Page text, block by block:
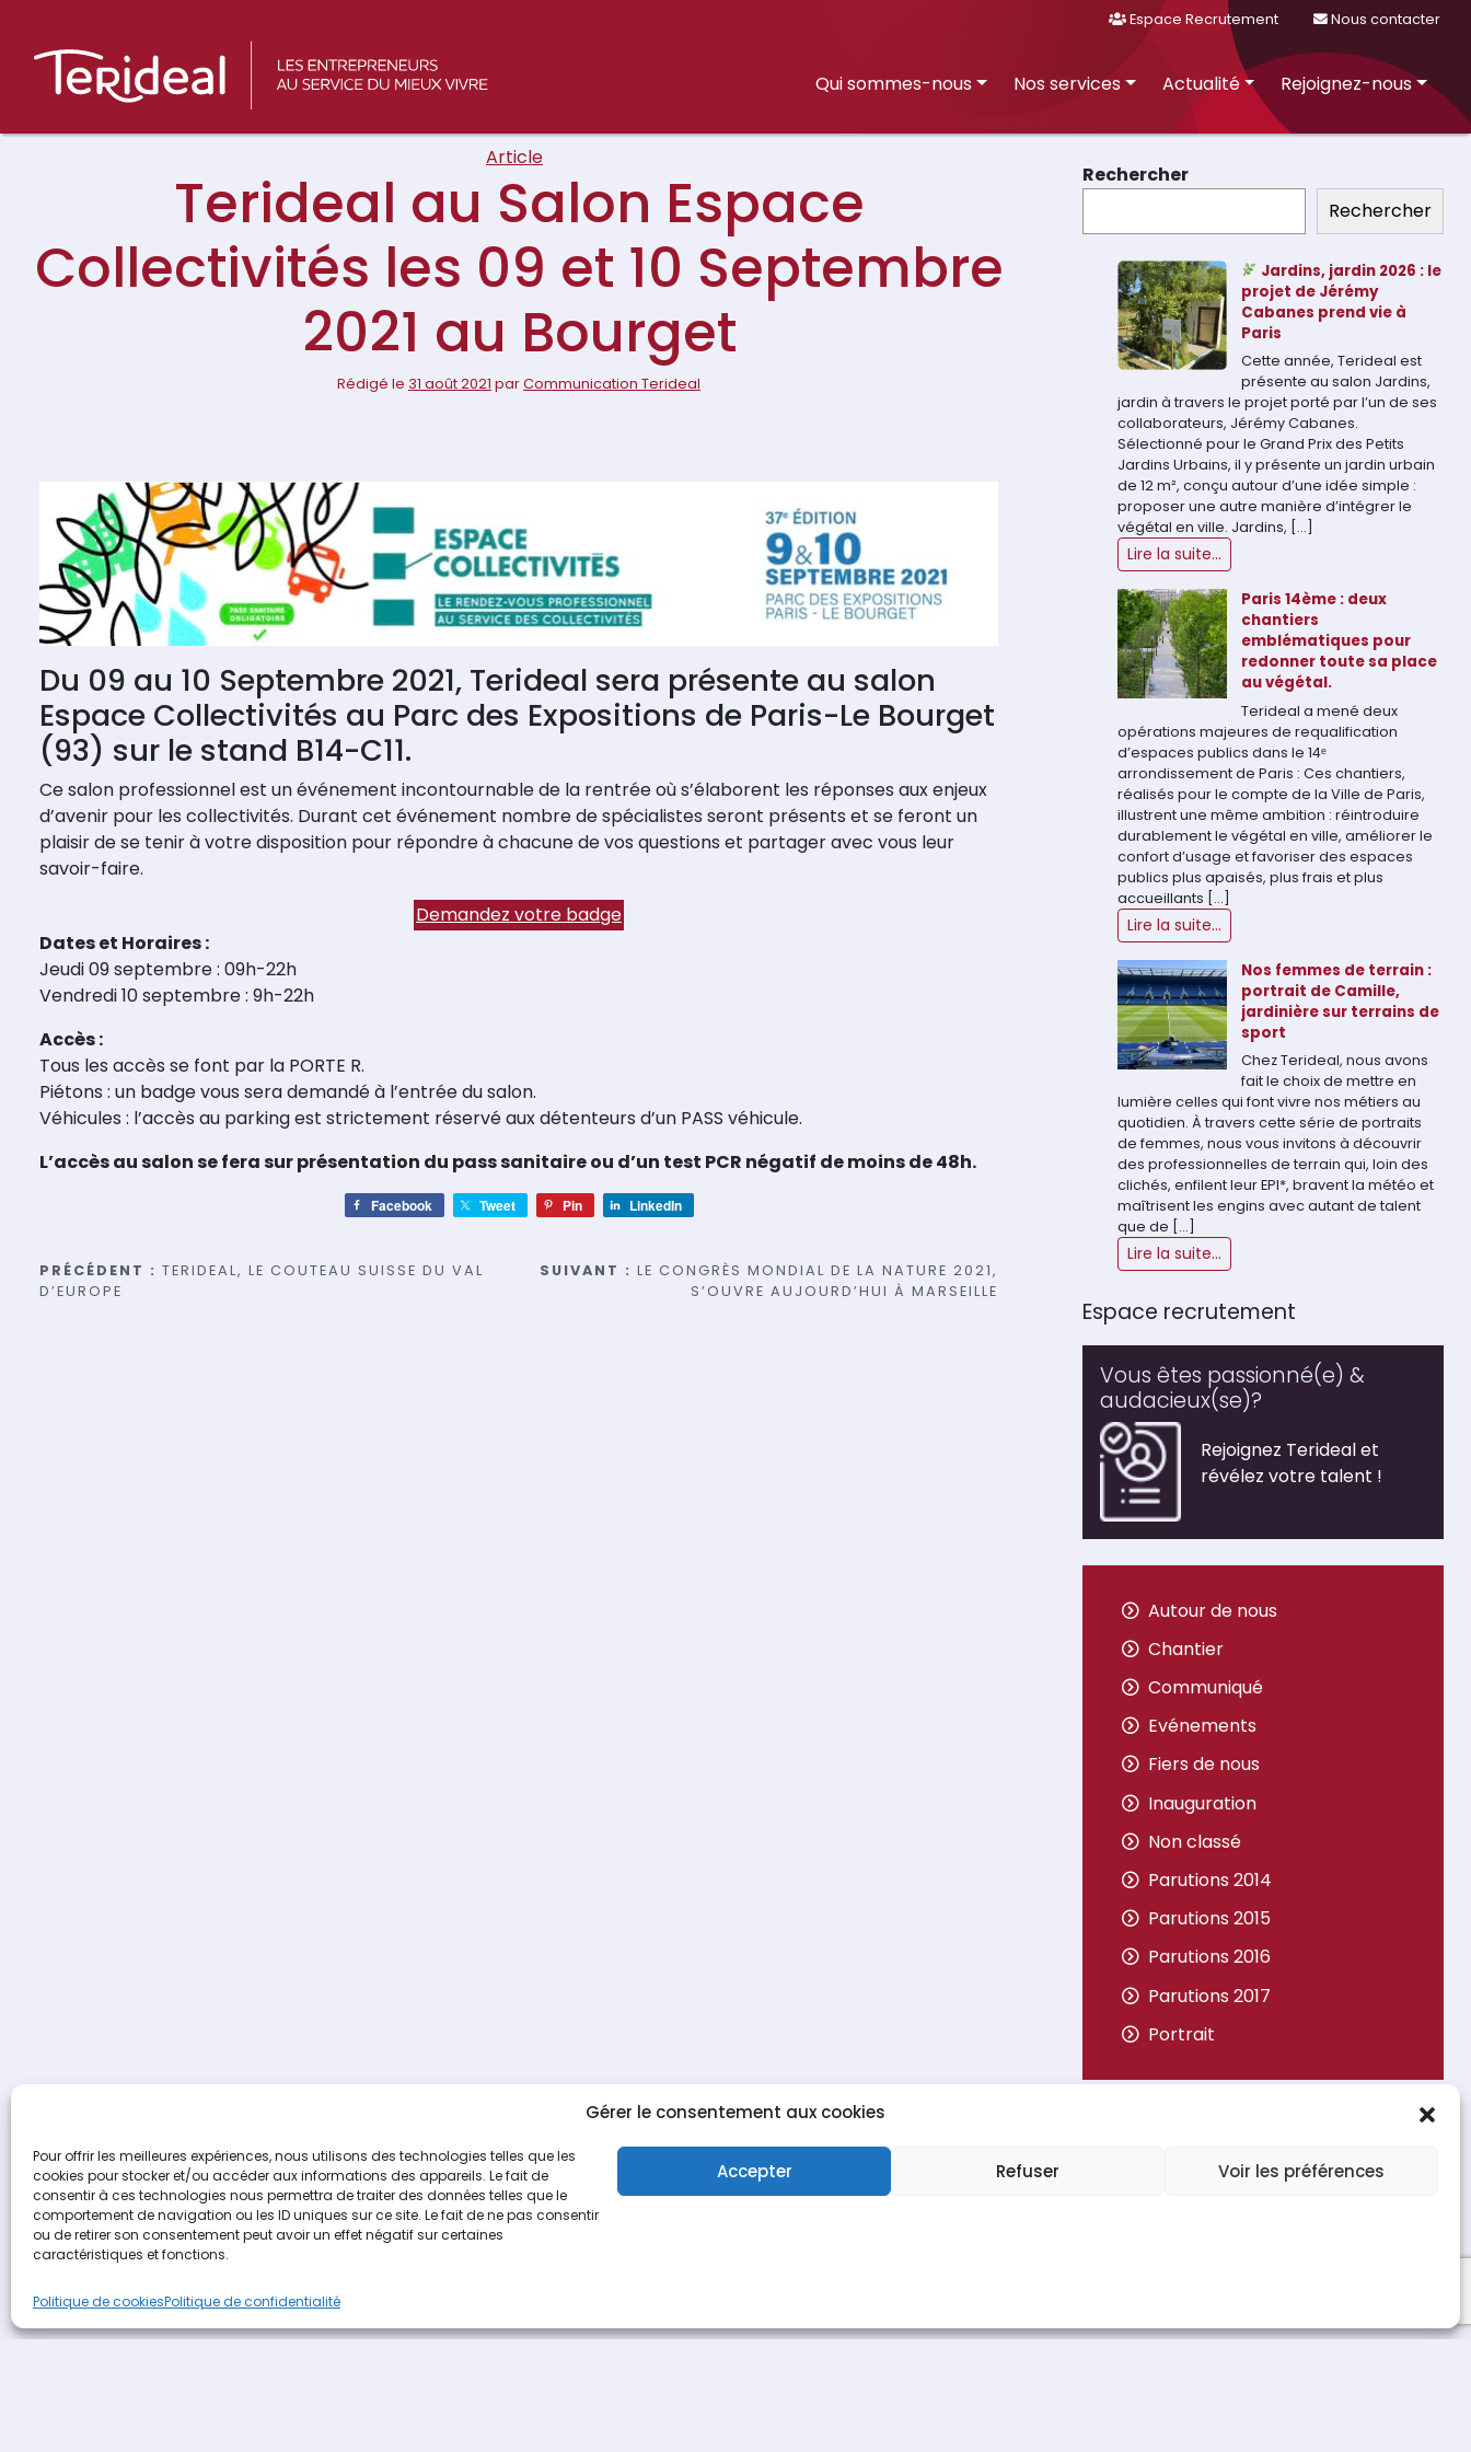
Gérer le consentement aux cookies
Pour offrir les meilleures expériences, nous utilisons des technologies telles que les
cookies pour stocker et/ou accéder aux informations des appareils. Le fait de
consentir à ces technologies nous permettra de traiter des données telles que le
comportement de navigation ou les ID uniques sur ce site. Le fait de ne pas consentir
ou de retirer son consentement peut avoir un effet négatif sur certaines
caractéristiques et fonctions.
Accepter Refuser Voir les préférences
Politique de cookiesPolitique de confidentialité
Espace Recrutement Nous contacter
Main
Navigation
Qui sommes-nous Nos services Actualité Rejoignez-nous
Article
Terideal au Salon Espace
Collectivités les 09 et 10 Septembre
2021 au Bourget
Rédigé le 31 août 2021 parCommunication Terideal
Du 09 au 10 Septembre 2021, Terideal sera présente au salon
Espace Collectivités au Parc des Expositions de Paris-Le Bourget
(93) sur le stand B14-C11.
Ce salon professionnel est un événement incontournable de la rentrée où s’élaborent les réponses aux enjeux
d’avenir pour les collectivités. Durant cet événement nombre de spécialistes seront présents et se feront un
plaisir de se tenir à votre disposition pour répondre à chacune de vos questions et partager avec vous leur
savoir-faire.
Demandez votre badge
Dates et Horaires :
Jeudi 09 septembre : 09h-22h
Vendredi 10 septembre : 9h-22h
Accès :
Tous les accès se font par la PORTE R.
Piétons : un badge vous sera demandé à l’entrée du salon.
Véhicules : l’accès au parking est strictement réservé aux détenteurs d’un PASS véhicule.
L’accès au salon se fera sur présentation du pass sanitaire ou d’un test PCR négatif de moins de 48h.
Facebook Tweet Pin LinkedIn
Navigation
PRÉCÉDENT : TERIDEAL, LE COUTEAU SUISSE DU VAL
D’EUROPE
SUIVANT : LE CONGRÈS MONDIAL DE LA NATURE 2021,
S’OUVRE AUJOURD’HUI À MARSEILLE
Rechercher
Rechercher
Jardins, jardin 2026 : le
projet de Jérémy
Cabanes prend vie à
Paris
Cette année, Terideal est
présente au salon Jardins,
jardin à travers le projet porté par l’un de ses
collaborateurs, Jérémy Cabanes.
Sélectionné pour le Grand Prix des Petits
Jardins Urbains, il y présente un jardin urbain
de 12 m², conçu autour d’une idée simple :
proposer une autre manière d’intégrer le
végétal en ville. Jardins, […]
Lire la suite...
Paris 14ème : deux
chantiers
emblématiques pour
redonner toute sa place
au végétal.
Terideal a mené deux
opérations majeures de requalification
d’espaces publics dans le 14ᵉ
arrondissement de Paris : Ces chantiers,
réalisés pour le compte de la Ville de Paris,
illustrent une même ambition : réintroduire
durablement le végétal en ville, améliorer le
confort d’usage et favoriser des espaces
publics plus apaisés, plus frais et plus
accueillants […]
Lire la suite...
Nos femmes de terrain :
portrait de Camille,
jardinière sur terrains de
sport
Chez Terideal, nous avons
fait le choix de mettre en
lumière celles qui font vivre nos métiers au
quotidien. À travers cette série de portraits
de femmes, nous vous invitons à découvrir
des professionnelles de terrain qui, loin des
clichés, enfilent leur EPI*, bravent la météo et
maîtrisent les engins avec autant de talent
que de […]
Lire la suite...
Espace recrutement
Vous êtes passionné(e) &
audacieux(se)?
Rejoignez Terideal et
révélez votre talent !
Autour de nous
Chantier
Communiqué
Evénements
Fiers de nous
Inauguration
Non classé
Parutions 2014
Parutions 2015
Parutions 2016
Parutions 2017
Portrait